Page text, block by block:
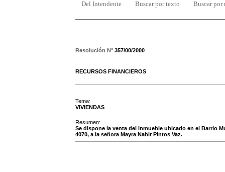
Del Intendente Buscar por texto Buscar por
Resolución N° 357/00/2000
RECURSOS FINANCIEROS
Tema:
VIVIENDAS
Resumen:
Se dispone la venta del inmueble ubicado en el Barrio
4070, a la señora Mayra Nahir Pintos Vaz.